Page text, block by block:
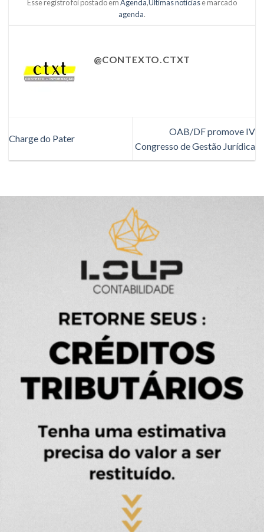
Esse registro foi postado emAgenda,Últimas notíciase marcado
agenda.
@CONTEXTO.CTXT
Charge do Pater
OAB/DF promove IV
Congresso de Gestão Jurídica